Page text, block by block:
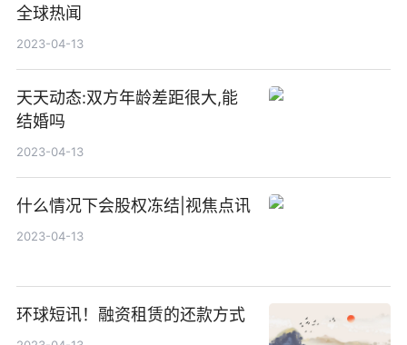
全球热闻
2023-04-13
天天动态:双方年龄差距很大,能
结婚吗
2023-04-13
什么情况下会股权冻结|视焦点讯
2023-04-13
环球短讯！融资租赁的还款方式